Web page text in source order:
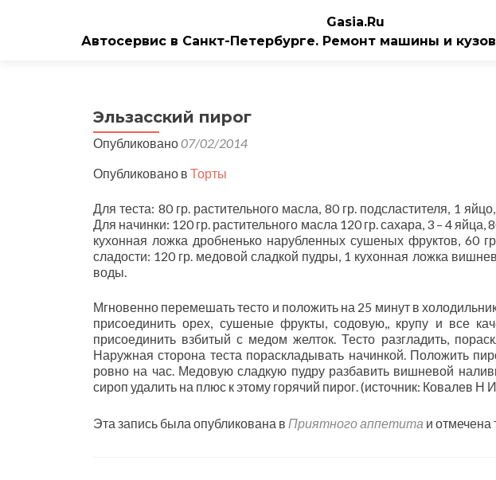
Gasia.Ru
Автосервис в Санкт-Петербурге. Ремонт машины и
Эльзасский пирог
Опубликовано07/02/2014
Опубликовано в Торты
Для теста: 80 гр. растительного масла, 80 гр. подсластителя, 1
Для начинки: 120 гр. растительного масла 120 гр. сахара, 3 – 4
кухонная ложка дробненько нарубленных сушеных фруктов, 60
сладости: 120 гр. медовой сладкой пудры, 1 кухонная ложка
воды.
Мгновенно перемешать тесто и положить на 25 минут в
присоединить орех, сушеные фрукты, содовую,, крупу и все
присоединить взбитый с медом желток. Тесто разгладить,
Наружная сторона теста пораскладывать начинкой. Положить
ровно на час. Медовую сладкую пудру разбавить вишневой
сироп удалить на плюс к этому горячий пирог. (источник: Ковалев
Эта запись была опубликована в Приятного аппетита и отмечена